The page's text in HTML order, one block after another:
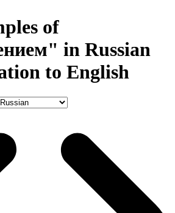
of
in Russian
to English